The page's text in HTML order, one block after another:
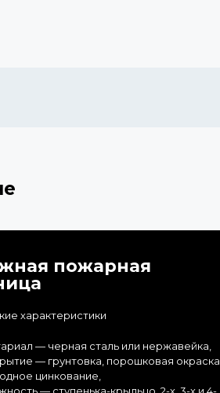
пожарная
характеристики
— черная сталь или нержавейка,
— грунтовка, порошковая окраска,
цинкование,
— ступенька-крыльцо, 2-х, 3-х и 4-